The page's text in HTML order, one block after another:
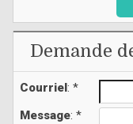
Demande
Courriel: *
Message: *